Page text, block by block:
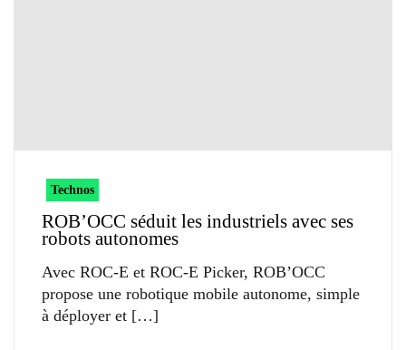
Technos
ROB’OCC séduit les industriels avec ses
robots autonomes
Avec ROC-E et ROC-E Picker, ROB’OCC
propose une robotique mobile autonome, simple
à déployer et